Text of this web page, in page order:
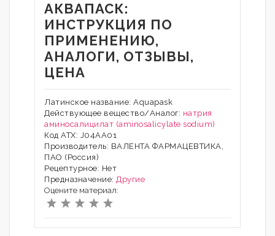
АКВАПАСК:
ИНСТРУКЦИЯ ПО
ПРИМЕНЕНИЮ,
АНАЛОГИ, ОТЗЫВЫ,
ЦЕНА
Латинское название: Aquapask
Действующее вещество/Аналог: натрия
аминосалицилат (aminosalicylate sodium)
Код АТХ: J04AA01
Производитель: ВАЛЕНТА ФАРМАЦЕВТИКА,
ПАО (Россия)
Рецептурное: Нет
Предназначение: Другие
Оцените материал: